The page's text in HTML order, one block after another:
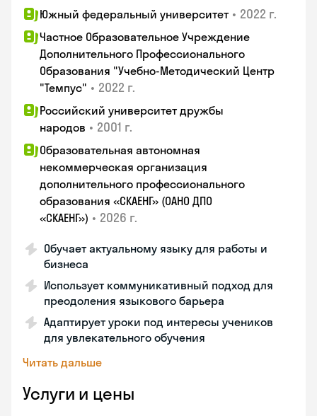
Южный федеральный университет • 2022 г.
Частное Образовательное Учреждение
Дополнительного Профессионального
Образования "Учебно-Методический Центр
"Темпус" • 2022 г.
Российский университет дружбы
народов • 2001 г.
Образовательная автономная
некоммерческая организация
дополнительного профессионального
образования «СКАЕНГ» (ОАНО ДПО
«СКАЕНГ») • 2026 г.
Обучает актуальному языку для работы и
бизнеса
Использует коммуникативный подход для
преодоления языкового барьера
Адаптирует уроки под интересы учеников
для увлекательного обучения
Читать дальше
Услуги и цены